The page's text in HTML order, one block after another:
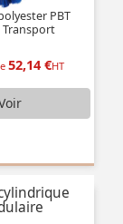
PBT
52,14 €HT